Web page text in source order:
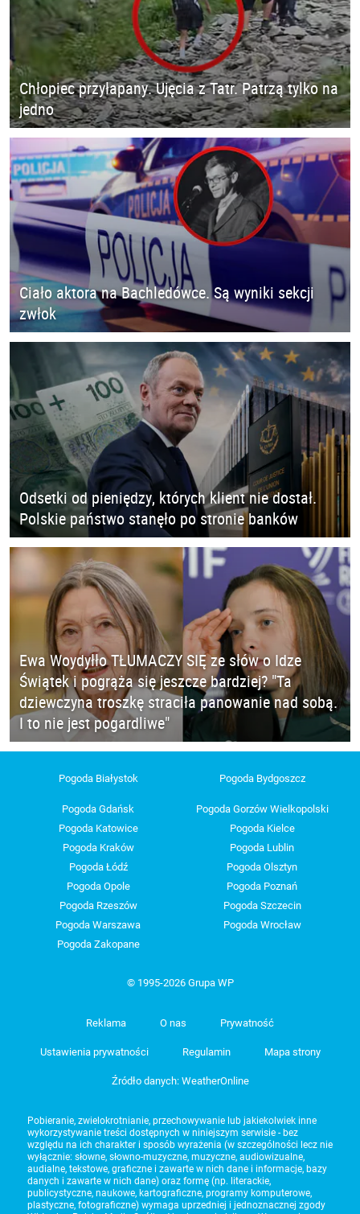
Chłopiec przyłapany. Ujęcia z Tatr. Patrzą tylko na
jedno
Ciało aktora na Bachledówce. Są wyniki sekcji
zwłok
Odsetki od pieniędzy, których klient nie dostał.
Polskie państwo stanęło po stronie banków
Ewa Woydyłło TŁUMACZY SIĘ ze słów o Idze
Świątek i pogrąża się jeszcze bardziej? "Ta
dziewczyna troszkę straciła panowanie nad sobą.
I to nie jest pogardliwe"
Pogoda Białystok Pogoda Bydgoszcz
Pogoda Gdańsk
Pogoda Gorzów Wielkopolski
Pogoda Katowice
Pogoda Kielce
Pogoda Kraków
Pogoda Lublin
Pogoda Łódź
Pogoda Olsztyn
Pogoda Opole
Pogoda Poznań
Pogoda Rzeszów
Pogoda Szczecin
Pogoda Warszawa
Pogoda Wrocław
Pogoda Zakopane
© 1995-2026 Grupa WP
Reklama O nas Prywatność
Ustawienia prywatności Regulamin Mapa strony
Źródło danych: WeatherOnline
Pobieranie, zwielokrotnianie, przechowywanie lub jakiekolwiek inne
wykorzystywanie treści dostępnych w niniejszym serwisie - bez
względu na ich charakter i sposób wyrażenia (w szczególności lecz nie
wyłącznie: słowne, słowno-muzyczne, muzyczne, audiowizualne,
audialne, tekstowe, graficzne i zawarte w nich dane i informacje, bazy
danych i zawarte w nich dane) oraz formę (np. literackie,
publicystyczne, naukowe, kartograficzne, programy komputerowe,
plastyczne, fotograficzne) wymaga uprzedniej i jednoznacznej zgody